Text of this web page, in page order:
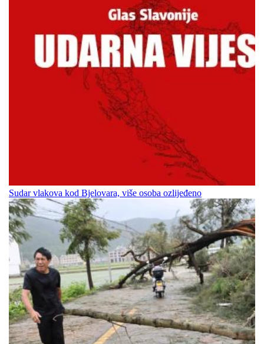
Sudar vlakova kod Bjelovara, više osoba ozlijeđeno